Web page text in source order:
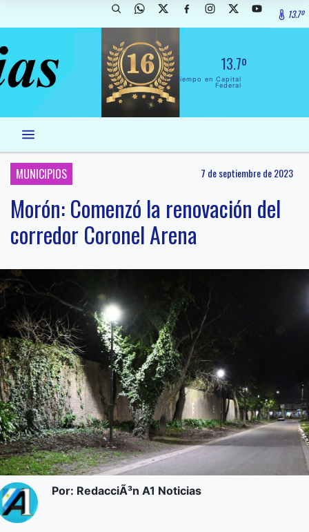
13.7º
13.7º
El Tiempo en Capital
Federal
MUNICIPIOS 7 de septiembre de 2023
Morón: Comenzó la renovación del
corredor Coronel Arena
Por: RedacciÃ³n A1 Noticias